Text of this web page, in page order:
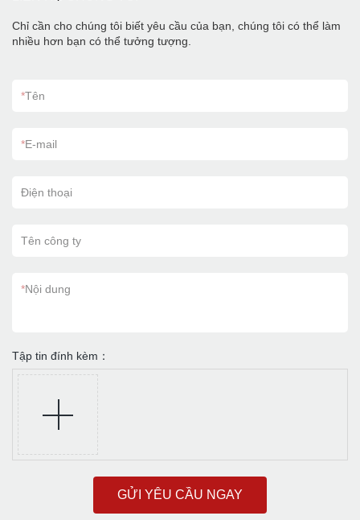
Chỉ cần cho chúng tôi biết yêu cầu của bạn, chúng tôi có thể làm
nhiều hơn bạn có thể tưởng tượng.
*Tên
*E-mail
Điện thoại
Tên công ty
*Nội dung
Tập tin đính kèm：
GỬI YÊU CẦU NGAY